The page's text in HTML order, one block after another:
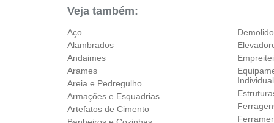
Veja também:
Aço
Alambrados
Andaimes
Arames
Areia e Pedregulho
Armações e Esquadrias
Artefatos de Cimento